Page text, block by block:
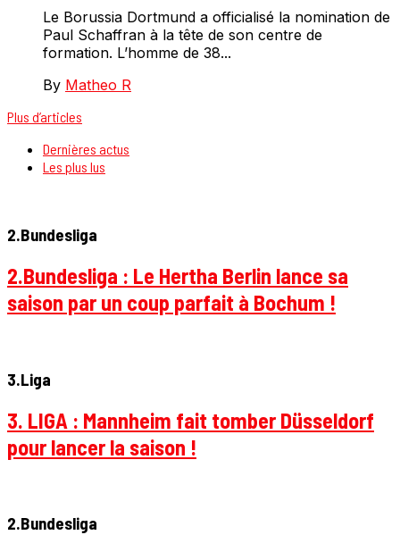
Le Borussia Dortmund a officialisé la nomination de
Paul Schaffran à la tête de son centre de
formation. L’homme de 38...
By Matheo R
Plus d’articles
Dernières actus
Les plus lus
2.Bundesliga
2.Bundesliga : Le Hertha Berlin lance sa
saison par un coup parfait à Bochum !
3.Liga
3. LIGA : Mannheim fait tomber Düsseldorf
pour lancer la saison !
2.Bundesliga